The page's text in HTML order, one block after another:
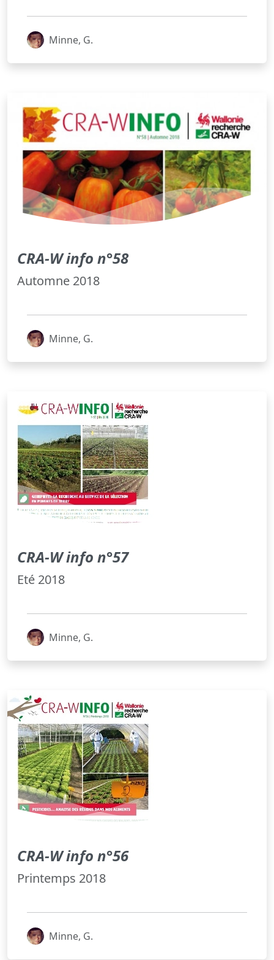
Minne, G.
CRA-W info n°58
Automne 2018
Minne, G.
CRA-W info n°57
Eté 2018
Minne, G.
CRA-W info n°56
Printemps 2018
Minne, G.